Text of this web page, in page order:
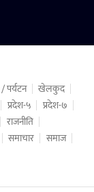
पर्यटन
खेलकुद
प्रदेश-५
प्रदेश-७
राजनीति
समाचार
समाज